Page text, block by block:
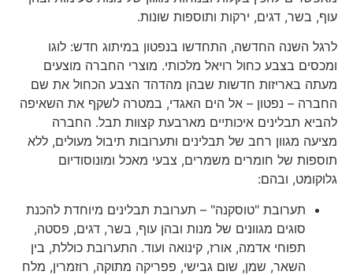
עוף, בשר, דגים, ירקות ותוספות שונות.
לרגל השנה החדשה, התחדשו בנפטון במיתוג חדש: לוגו
ומכסים בצבע כחול רויאל מלכותי. מוצרי החברה מוצעים
מעתה באריזות חדשות שבהן מהדהד הצבע הכחול את שם
החברה – נפטון – אל הים האגדי, במטרה לשקף את השאיפה
להביא תבלינים איכותיים מארבעת קצוות תבל. החברה
מציעה מגוון רחב של תבלינים ותערובות תיבול מעולים, ללא
תוספות של חומרים משמרים, צבעי מאכל ומונוסודיום
גלוקומט, ובהם:
תערובת "טוסקנה" – תערובת תבלינים מיוחדת להכנת
סוגים מגוונים של מנות ובהן עוף, בשר, דגים, פסטה,
תפוחי אדמה, אורז, קינואה ועוד. התערובת כוללת, בין
השאר, שמן, שום גבישי, פפריקה מתוקה, רוזמרין, מלח